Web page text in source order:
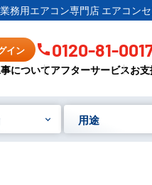
務用エアコン専門店 エアコン
イン 0120-81-
についてアフターサービスお
用途